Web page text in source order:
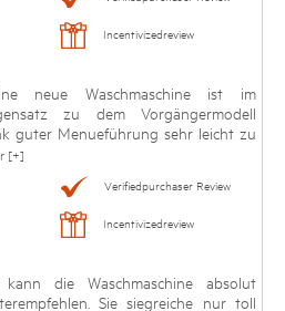
Incentivizedreview
neue Waschmaschine ist im
zu dem Vorgängermodell
guter Menueführung sehr leicht zu
und verfügt über viele
und auch
Tolle
auch bei verkürzten
[+]
Verifiedpurchaser Review
Incentivizedreview
kann die Waschmaschine absolut
Sie siegreiche nur toll